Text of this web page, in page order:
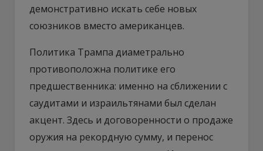
демонстративно искать себе новых
союзников вместо американцев.
Политика Трампа диаметрально
противоположна политике его
предшественника: именно на сближении с
саудитами и израильтянами был сделан
акцент. Здесь и договоренности о продаже
оружия на рекордную сумму, и перенос